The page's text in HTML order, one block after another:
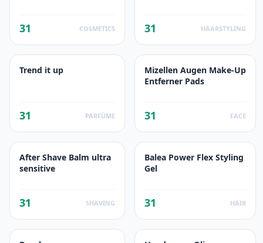
31 COSMETICS 31 HAARSTYLING
Trend it up
31 PARFÜME
Mizellen Augen Make-Up
Entferner Pads
31 FACE
After Shave Balm ultra
sensitive
31 SHAVING
Balea Power Flex Styling
Gel
31 HAIR